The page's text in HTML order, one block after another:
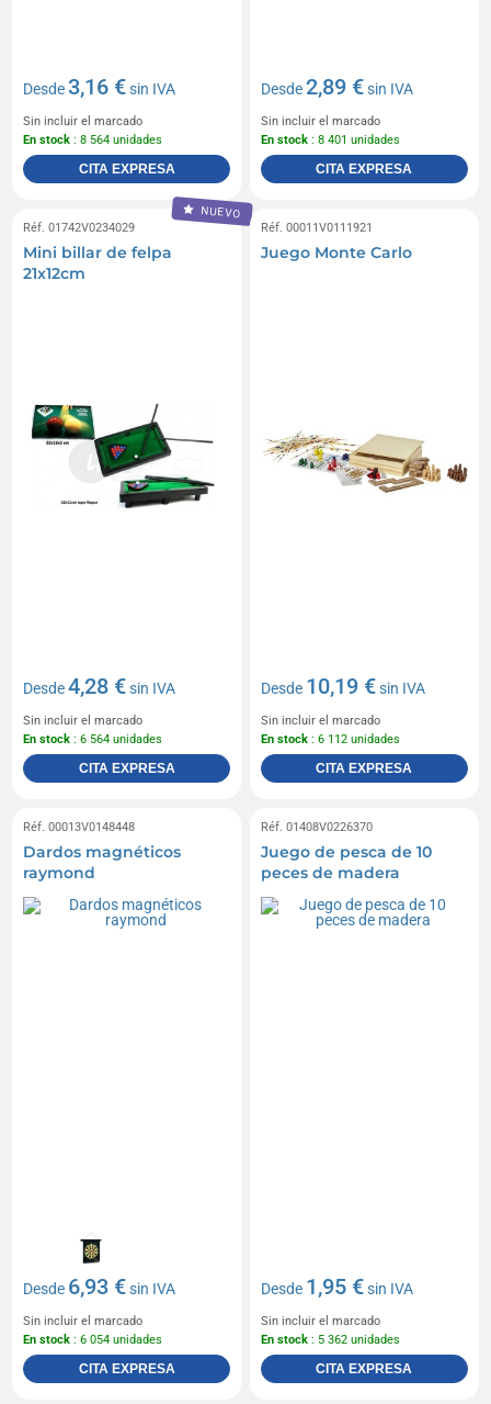
Desde3,16 €sin IVA
Sin incluir el marcado
En stock : 8 564 unidades
CITA EXPRESA
Desde2,89 €sin IVA
Sin incluir el marcado
En stock : 8 401 unidades
CITA EXPRESA
NUEVO
Réf. 01742V0234029
Mini billar de felpa
21x12cm
Desde4,28 €sin IVA
Sin incluir el marcado
En stock : 6 564 unidades
CITA EXPRESA
Réf. 00011V0111921
Juego Monte Carlo
Desde 10,19 €sin IVA
Sin incluir el marcado
En stock : 6 112 unidades
CITA EXPRESA
Réf. 00013V0148448
Dardos magnéticos
raymond
Desde 6,93 €sin IVA
Sin incluir el marcado
En stock : 6 054 unidades
CITA EXPRESA
Réf. 01408V0226370
Juego de pesca de 10
peces de madera
Desde 1,95 €sin IVA
Sin incluir el marcado
En stock : 5 362 unidades
CITA EXPRESA